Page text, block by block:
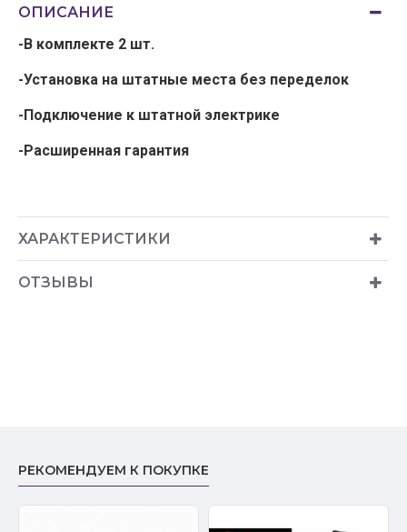
ОПИСАНИЕ
-В комплекте 2 шт.
-Установка на штатные места без переделок
-Подключение к штатной электрике
-Расширенная гарантия
ХАРАКТЕРИСТИКИ
ОТЗЫВЫ
РЕКОМЕНДУЕМ К ПОКУПКЕ